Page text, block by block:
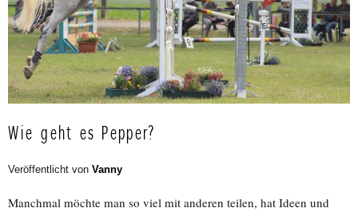
Wie geht es Pepper?
Veröffentlicht von Vanny
Manchmal möchte man so viel mit anderen teilen, hat Ideen und